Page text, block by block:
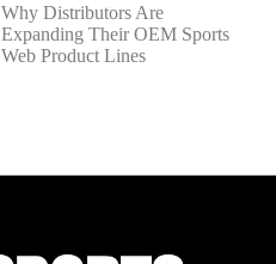
Why Distributors Are
Expanding Their OEM Sports
Web Product Lines